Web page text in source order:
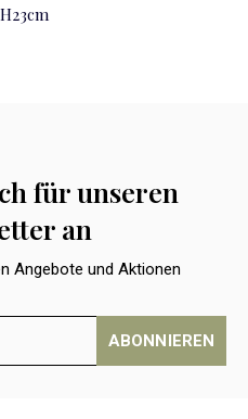
für unseren
an
Angebote und Aktionen
ABONNIEREN